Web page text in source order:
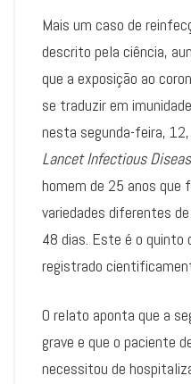
Mais um caso de
descrito pela ciência,
que a exposição ao
se traduzir em
nesta segunda-feira,
Lancet Infectious
homem de 25 anos que
variedades diferentes
48 dias. Este é o quinto
registrado
O relato aponta que a
grave e que o paciente
necessitou de